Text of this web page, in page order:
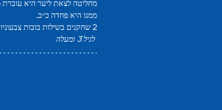
מחליטה לצאת ליער היא עוברת
ממנו היא פחדה כ״כ.
2 שחקנים בשילות בובות צבעוניות, שירים ומוזיקה בליווי חי על הבמה בהצגה על תמימות ואומץ לב המוצגת על במה קטנה וקסומה.
לגיל 3 ומעלה